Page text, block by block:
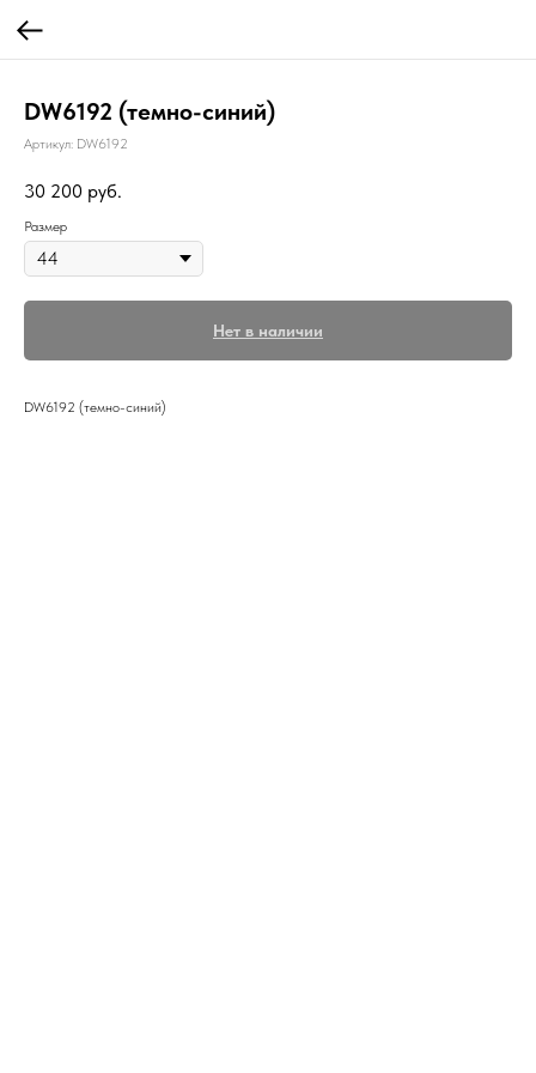
DW6192 (темно-синий)
Артикул: DW6192
30 200 руб.
Размер
Нет в наличии
DW6192 (темно-синий)